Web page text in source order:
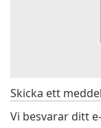
Skicka ett
Vi besvarar ditt